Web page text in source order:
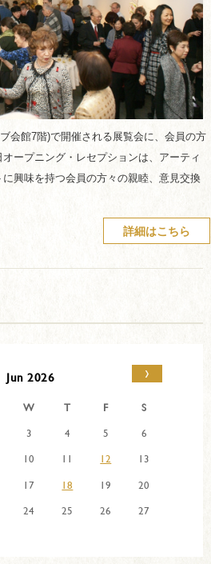
会館7階)で開催される展覧会に、会員の方
ープニング・レセプションは、アーティ
興味を持つ会員の方々の親睦、意見交換
詳細はこちら
Jun 2026 ›
W T F
S
3 4 5
6
10 11 12
13
17 18 19
20
24 25 26
27